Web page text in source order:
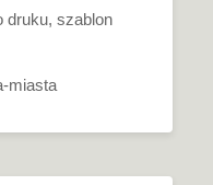
druku, szablon
miasta